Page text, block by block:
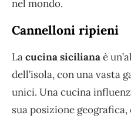
nel mondo.
Cannelloni ripieni
Lacucina sicilianaè
dell’isola, con una vasta
unici. Una cucina
sua posizione